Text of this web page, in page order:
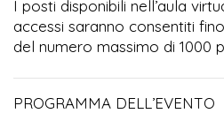
I posti disponibili nell’aula
accessi saranno consentiti
del numero massimo di 1000
PROGRAMMA DELL’EVENTO